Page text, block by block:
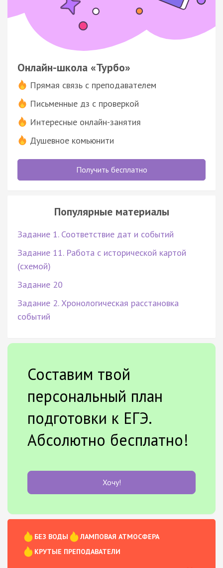
Онлайн-школа «Турбо»
Прямая связь с преподавателем
Письменные дз с проверкой
Интересные онлайн-занятия
Душевное комьюнити
Получить бесплатно
Популярные материалы
Задание 1. Соответствие дат и событий
Задание 11. Работа с исторической картой
(схемой)
Задание 20
Задание 2. Хронологическая расстановка
событий
Составим твой
персональный план
подготовки к ЕГЭ.
Абсолютно бесплатно!
Хочу!
БЕЗ ВОДЫ
ЛАМПОВАЯ АТМОСФЕРА
КРУТЫЕ ПРЕПОДАВАТЕЛИ